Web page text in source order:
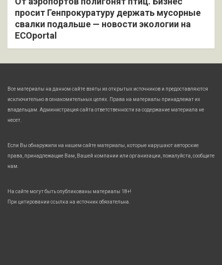
просит Генпрокуратуру держать мусорные
свалки подальше — новости экологии на
ECOportal
Все материалы на данном сайте взяты из открытых источников и предоставляются
исключительно в ознакомительных целях. Права на материалы принадлежат их
владельцам. Администрация сайта ответственности за содержание материала не
несет.
Если Вы обнаружили на нашем сайте материалы, которые нарушают авторские
права, принадлежащие Вам, Вашей компании или организации, пожалуйста, сообщите
нам.
На сайте могут быть опубликованы материалы 18+!
При цитировании ссылка на источник обязательна.